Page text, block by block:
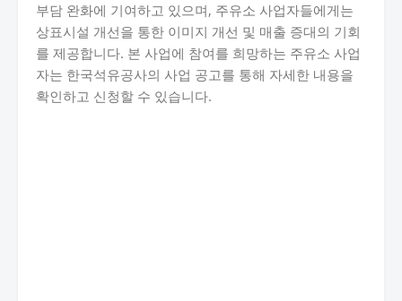
부담 완화에 기여하고 있으며, 주유소 사업자들에게는
상표시설 개선을 통한 이미지 개선 및 매출 증대의 기회
를 제공합니다. 본 사업에 참여를 희망하는 주유소 사업
자는 한국석유공사의 사업 공고를 통해 자세한 내용을
확인하고 신청할 수 있습니다.